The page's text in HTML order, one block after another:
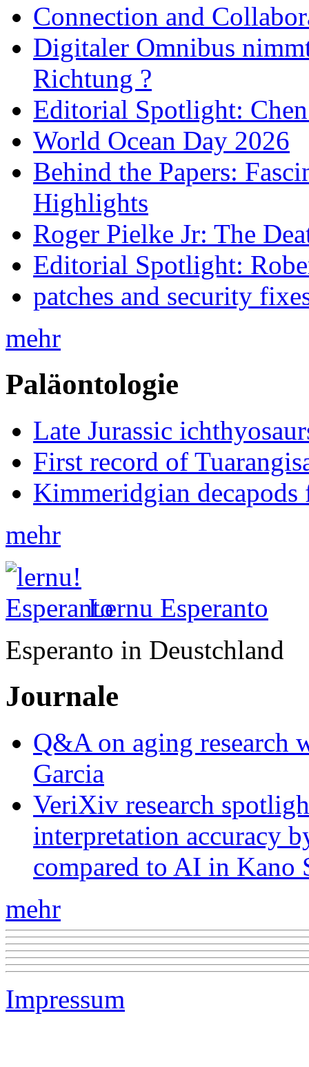
Connection and
Digitaler Omnibus
Richtung ?
Editorial Spotlight:
World Ocean Day 2026
Behind the Papers:
Highlights
Roger Pielke Jr: The
Editorial Spotlight:
patches and security
mehr
Paläontologie
Late Jurassic
First record of
Kimmeridgian
mehr
Lernu Esperanto
Esperanto in Deustchland
Journale
Q&A on aging research
Garcia
VeriXiv research
interpretation accuracy
compared to AI in Kano
mehr
Impressum